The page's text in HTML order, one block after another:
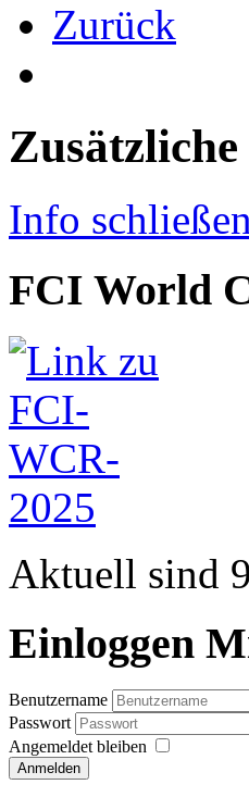
Zurück
Info schließen
FCI World
Aktuell sind
Einloggen
Benutzername
Passwort
Angemeldet bleiben
Anmelden